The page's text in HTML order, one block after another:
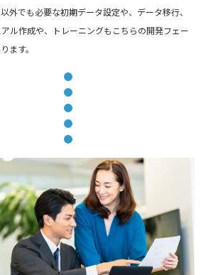
外でも必要な初期データ設定や、データ移行、
ル作成や、トレーニングもこちらの開発フェー
ます。